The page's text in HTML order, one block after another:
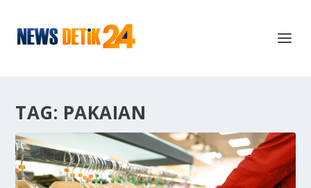
TAG: PAKAIAN